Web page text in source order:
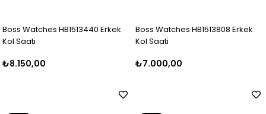
Boss Watches HB1513440 Erkek
Kol Saati
₺8.150,00
Boss Watches HB1513808 Erkek
Kol Saati
₺7.000,00